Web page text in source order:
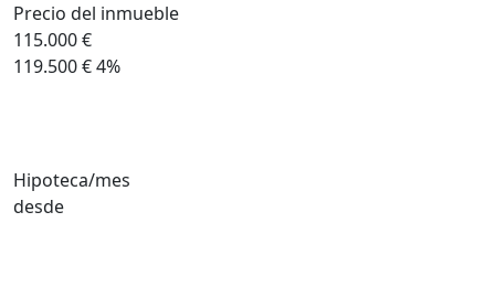
Precio del inmueble
115.000 €
119.500 €4%
Hipoteca/mes
desde